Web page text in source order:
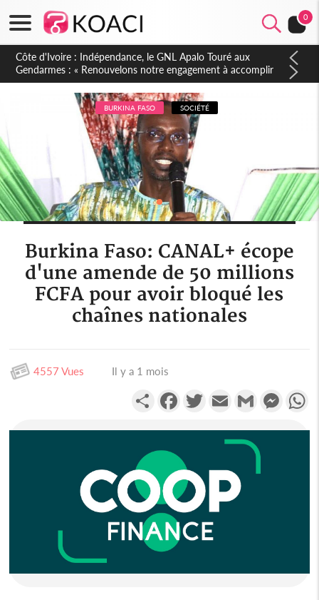
0
Sierra Leone : Un projet de réforme constitutionnelle en
gestation, points clés des amendements, un exclu d'avance
BURKINA FASO SOCIÉTÉ
Burkina Faso: CANAL+ écope
d'une amende de 50 millions
FCFA pour avoir bloqué les
chaînes nationales
4557 Vues Il y a 1 mois
PartagerFacebookTwitterEmail Gmail